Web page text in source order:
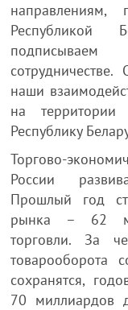
наши
на
Республику
Торгово-
России
Прошлый год
рынка – 62
торговли. За
товарооборота
сохранятся,
70 миллиардов